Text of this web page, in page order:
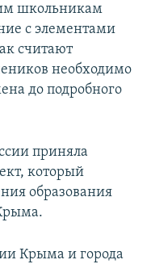
школьникам
с элементами
считают
необходимо
до подробного
приняла
который
образования
Крыма и города